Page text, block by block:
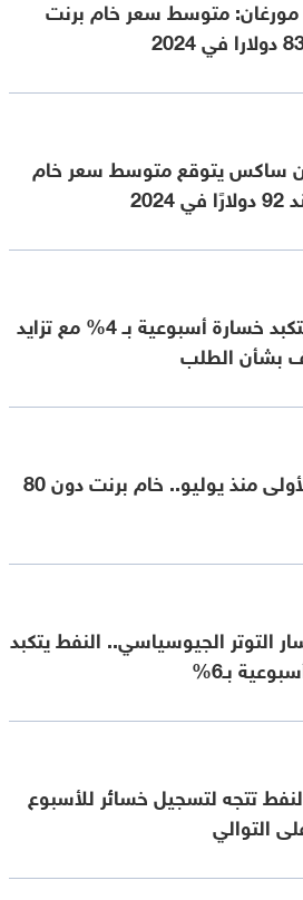
متوسط سعر خام برنت
ساكس يتوقع متوسط سعر خام
النفط يتكبد خسارة أسبوعية بـ 4% مع تزايد
بشأن الطلب
للمرة الأولى منذ يوليو.. خام برنت دون 80
التوتر الجيوسياسي.. النفط يتكبد
بـ6%
تتجه لتسجيل خسائر للأسبوع
التوالي